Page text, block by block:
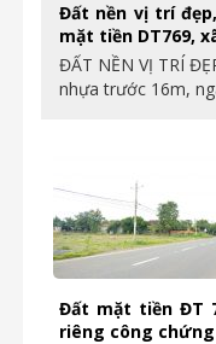
Đất nền vị trí
mặt tiền DT769,
ĐẤT NỀN VỊ TRÍ
nhựa trước 16m,
Đất mặt tiền ĐT
riêng công